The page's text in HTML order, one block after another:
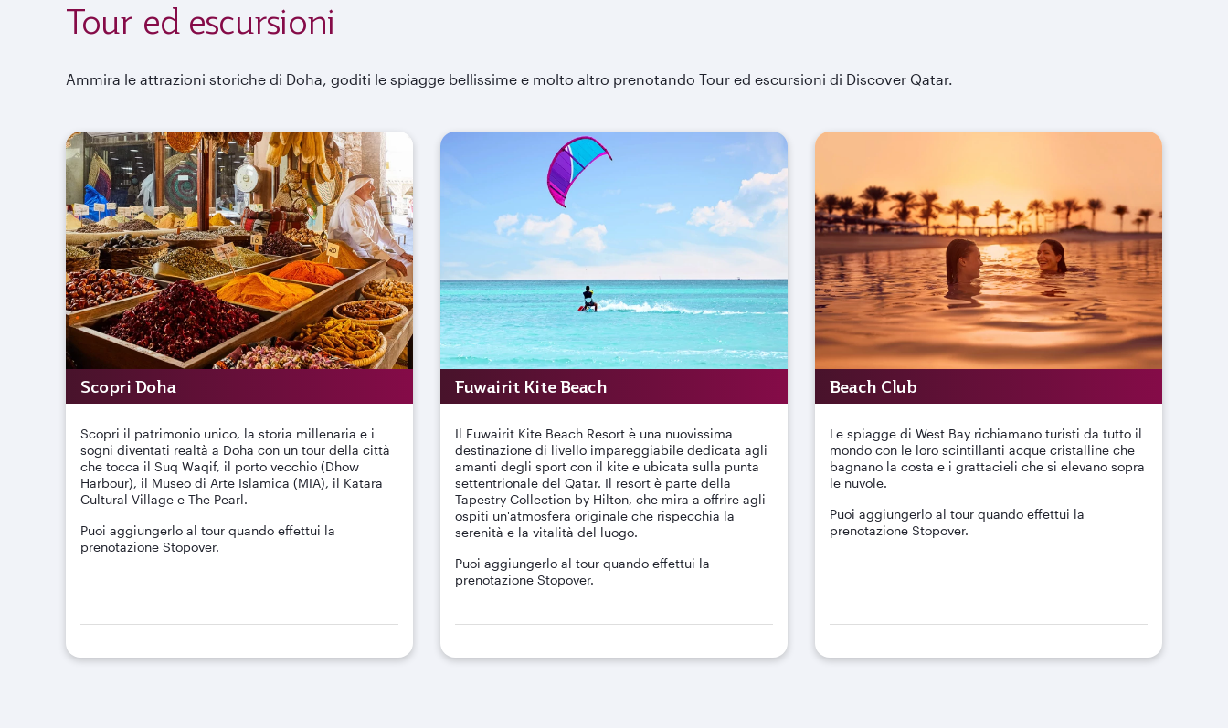
Tour ed escursioni
Ammira le attrazioni storiche di Doha, goditi le spiagge bellissime e molto altro prenotando Tour ed escursioni di Discover Qatar.
Scopri Doha
Scopri il patrimonio unico, la storia millenaria e i
sogni diventati realtà a Doha con un tour della città
che tocca il Suq Waqif, il porto vecchio (Dhow
Harbour), il Museo di Arte Islamica (MIA), il Katara
Cultural Village e The Pearl.
Puoi aggiungerlo al tour quando effettui la
prenotazione Stopover.
Fuwairit Kite Beach
Il Fuwairit Kite Beach Resort è una nuovissima
destinazione di livello impareggiabile dedicata agli
amanti degli sport con il kite e ubicata sulla punta
settentrionale del Qatar. Il resort è parte della
Tapestry Collection by Hilton, che mira a offrire agli
ospiti un'atmosfera originale che rispecchia la
serenità e la vitalità del luogo.
Puoi aggiungerlo al tour quando effettui la
prenotazione Stopover.
Beach Club
Le spiagge di West Bay richiamano turisti da tutto il
mondo con le loro scintillanti acque cristalline che
bagnano la costa e i grattacieli che si elevano sopra
le nuvole.
Puoi aggiungerlo al tour quando effettui la
prenotazione Stopover.